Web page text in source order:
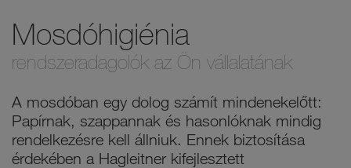
Mosdóhigiénia
rendszeradagolók az Ön vállalatának
A mosdóban egy dolog számít mindenekelőtt:
Papírnak, szappannak és hasonlóknak mindig
rendelkezésre kell állniuk. Ennek biztosítása
érdekében a Hagleitner kifejlesztett